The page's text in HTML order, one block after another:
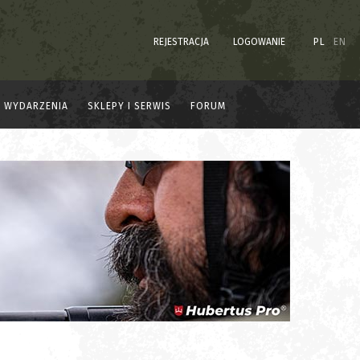
REJESTRACJA LOGOWANIE PL EN
WYDARZENIA SKLEPY I SERWIS FORUM